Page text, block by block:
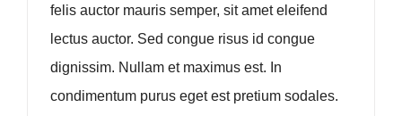
felis auctor mauris semper, sit amet eleifend
lectus auctor. Sed congue risus id congue
dignissim. Nullam et maximus est. In
condimentum purus eget est pretium sodales.